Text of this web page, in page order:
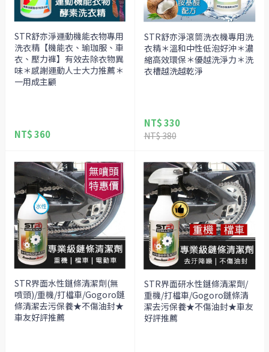
STR舒亦淨運動機能衣物專用
洗衣精【機能衣、瑜珈服、車
衣、壓力褲】有效去除衣物異
味＊感謝運動人士大力推薦＊
一用成主顧
NT$ 360
STR舒亦淨滾筒洗衣機專用洗
衣精＊溫和中性低泡好沖＊濃
縮高效環保＊優越洗淨力＊洗
衣槽越洗越乾淨
NT$ 330
NT$ 380
STR界面水性鏈條清潔劑(無
噴頭)/重機/打檔車/Gogoro鏈
條清潔去污保養★不傷油封★
車友好評推薦
STR界面研水性鏈條清潔劑/
重機/打檔車/Gogoro鏈條清
潔去污保養★不傷油封★車友
好評推薦